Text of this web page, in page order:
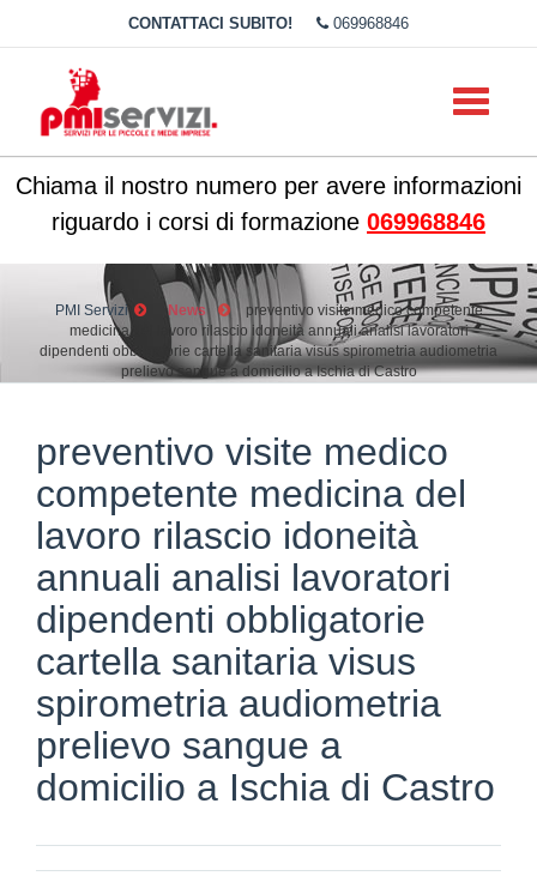
CONTATTACI SUBITO! 069968846
Toggle
Chiama il nostro numero per avere informazioni
riguardo i corsi di formazione 069968846
PMI Servizi News
preventivo visite medico competente
medicina del lavoro rilascio idoneità annuali analisi lavoratori
dipendenti obbligatorie cartella sanitaria visus spirometria audiometria
prelievo sangue a domicilio a Ischia di Castro
preventivo visite medico
competente medicina del
lavoro rilascio idoneità
annuali analisi lavoratori
dipendenti obbligatorie
cartella sanitaria visus
spirometria audiometria
prelievo sangue a
domicilio a Ischia di Castro